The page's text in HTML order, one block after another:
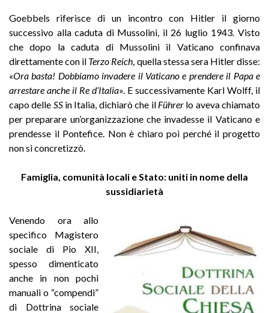
Goebbels riferisce di un incontro con Hitler il giorno
successivo alla caduta di Mussolini, il 26 luglio 1943. Visto
che dopo la caduta di Mussolini il Vaticano confinava
direttamente con il Terzo Reich , quella stessa sera Hitler disse:
«Ora basta! Dobbiamo invadere il Vaticano e prendere il Papa e
arrestare anche il Re d’Italia». E successivamente Karl Wolff, il
capo delle SSin Italia, dichiarò che il Führerlo aveva chiamato
per preparare un’organizzazione che invadesse il Vaticano e
prendesse il Pontefice. Non è chiaro poi perché il progetto
non si concretizzò.
Famiglia, comunità locali e Stato: uniti in nome della
sussidiarietà
Venendo ora allo
specifico Magistero
sociale di Pio XII,
spesso dimenticato
anche in non pochi
manuali o “compendi”
di Dottrina sociale